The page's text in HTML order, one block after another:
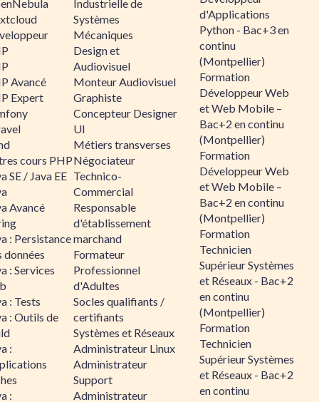
Avancé
Expert
cours PHP
SE / Java EE
Avancé
: Persistance
données
: Services
: Tests
: Outils de
:
:
Industrielle de
Systèmes
Mécaniques
Design et
Audiovisuel
Monteur Audiovisuel
Graphiste
Concepteur Designer
UI
Métiers transverses
Négociateur
Technico-
Commercial
Responsable
d'établissement
marchand
Formateur
Professionnel
d'Adultes
Socles qualifiants /
certifiants
Systèmes et Réseaux
Administrateur Linux
Administrateur
Support
Administrateur
d'Applications
Python - Bac+3 en
continu
(Montpellier)
Formation
Développeur Web
et Web Mobile –
Bac+2 en continu
(Montpellier)
Formation
Développeur Web
et Web Mobile –
Bac+2 en continu
(Montpellier)
Formation
Technicien
Supérieur Systèmes
et Réseaux - Bac+2
en continu
(Montpellier)
Formation
Technicien
Supérieur Systèmes
et Réseaux - Bac+2
en continu